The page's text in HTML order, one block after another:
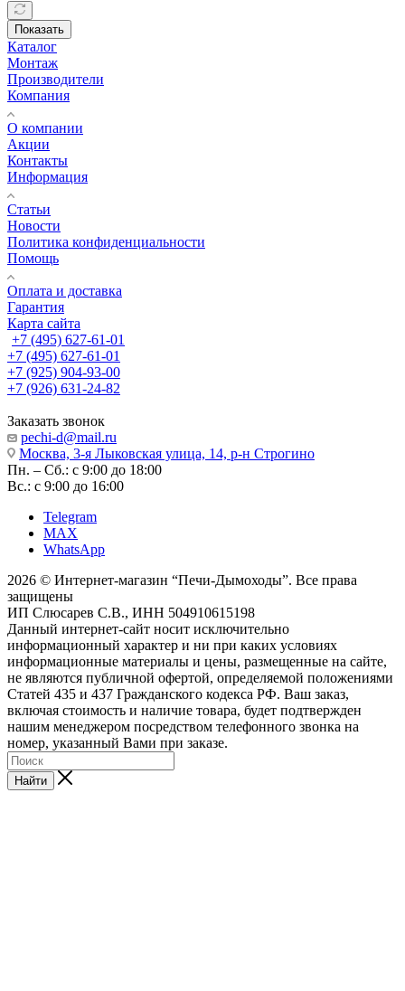
Показать
Каталог
Монтаж
Производители
Компания
О компании
Акции
Контакты
Информация
Статьи
Новости
Политика конфиденциальности
Помощь
Оплата и доставка
Гарантия
Карта сайта
+7 (495) 627-61-01
+7 (495) 627-61-01
+7 (925) 904-93-00
+7 (926) 631-24-82
Заказать звонок
pechi-d@mail.ru
Москва, 3-я Лыковская улица, 14, р-н Строгино
Пн. – Сб.: с 9:00 до 18:00
Вс.: с 9:00 до 16:00
Telegram
MAX
WhatsApp
2026 © Интернет-магазин “Печи-Дымоходы”. Все права
защищены
ИП Слюсарев С.В., ИНН 504910615198
Данный интернет-сайт носит исключительно
информационный характер и ни при каких условиях
информационные материалы и цены, размещенные на сайте,
не являются публичной офертой, определяемой положениями
Статей 435 и 437 Гражданского кодекса РФ. Ваш заказ,
включая стоимость и наличие товара, будет подтвержден
нашим менеджером посредством телефонного звонка на
номер, указанный Вами при заказе.
Найти